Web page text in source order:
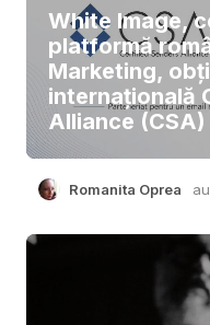
White Image,
platformă
Marketing,
internațională
Alliance (CSA)
Romanita Oprea